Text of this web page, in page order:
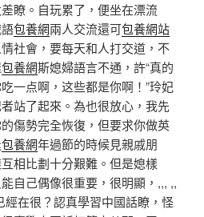
瞭。自玩累了，便坐在漂流
包養網兩人交流還可包養網站
社會，要每天和人打交道，不
包養網斯媳婦語言不通，許“真的
一点啊，这些都是你啊！”玲妃
站了起來。為也很放心，我先
傷勢完全恢復，但要求你做英
包養網年過節的時候見親戚朋
相比劃十分艱難。但是媳樣
自己偶像很重要，很明顯，,,, ,,
經在很？認真學習中國話瞭，怪